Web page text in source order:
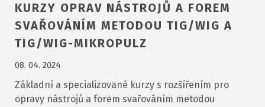
KURZY OPRAV NÁSTROJŮ A FOREM
SVAŘOVÁNÍM METODOU TIG/WIG A
TIG/WIG-MIKROPULZ
08. 04. 2024
Základní a specializované kurzy s rozšířením pro
opravy nástrojů a forem svařováním metodou